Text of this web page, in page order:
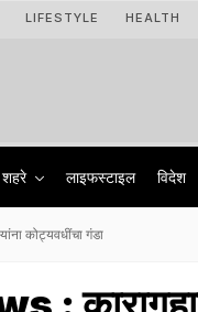
LIFESTYLE HEALTH
शहरे लाइफस्टाइल विदेश
कोट्यवधींचा गंडा